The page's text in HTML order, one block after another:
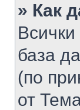
» Как
база
(по
от